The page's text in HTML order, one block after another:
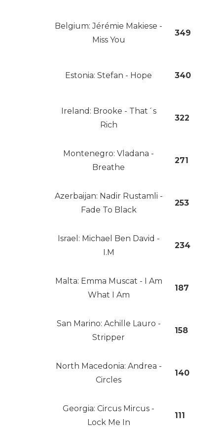
Belgium: Jérémie Makiese -
Miss You
349
Estonia: Stefan - Hope 340
Ireland: Brooke - That´s
Rich
322
Montenegro: Vladana -
Breathe
271
Azerbaijan: Nadir Rustamli -
Fade To Black
253
Israel: Michael Ben David -
I.M
234
Malta: Emma Muscat - I Am
What I Am
187
San Marino: Achille Lauro -
Stripper
158
North Macedonia: Andrea -
Circles
140
Georgia: Circus Mircus -
Lock Me In
111